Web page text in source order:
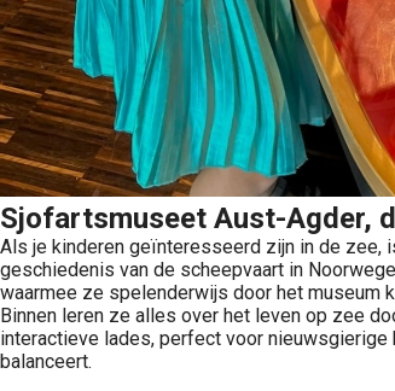
Sjofartsmuseet Aust-Agder,
Als je kinderen geïnteresseerd zijn in de
geschiedenis van de scheepvaart in
waarmee ze spelenderwijs door het museum
Binnen leren ze alles over het leven op zee
interactieve lades, perfect voor nieuwsgierige
balanceert.